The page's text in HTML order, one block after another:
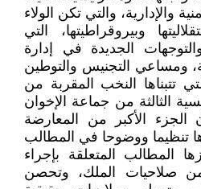
والإدارية، والتي تكن الولاء
وبيروقراطيتها، التي
الجديدة في إدارة
ومساعي التجنيس والتوطين
تتبناها النخب المقربة من
الثالثة من جماعة الإخوان
الجزء الأكبر من المعارضة
تنظيما ووضوحا في المطالب
المطالب المتعلقة بإجراء
صلاحيات الملك، وتحصن